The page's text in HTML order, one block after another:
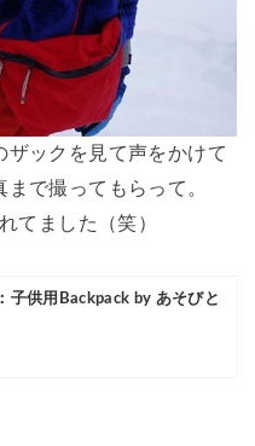
ザックを見て声をかけて
で撮ってもらって。
てました（笑）
子供用Backpack by あそびと